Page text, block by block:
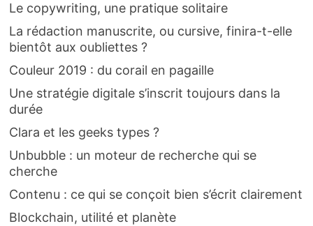
Le copywriting, une pratique solitaire
La rédaction manuscrite, ou cursive, finira-t-elle
bientôt aux oubliettes ?
Couleur 2019 : du corail en pagaille
Une stratégie digitale s’inscrit toujours dans la
durée
Clara et les geeks types ?
Unbubble : un moteur de recherche qui se
cherche
Contenu : ce qui se conçoit bien s’écrit clairement
Blockchain, utilité et planète